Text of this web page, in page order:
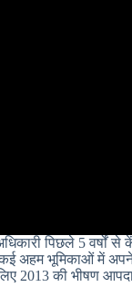
पिछले 5 वर्षों से
भूमिकाओं में अपने
की भीषण आपदा के